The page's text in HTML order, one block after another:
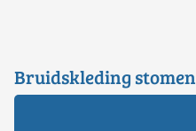
Bruidskleding stomen